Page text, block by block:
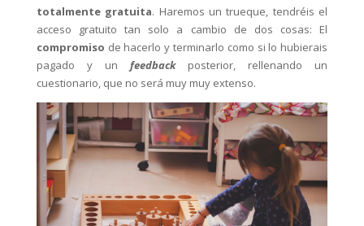
totalmente gratuita. Haremos un trueque, tendréis el
acceso gratuito tan solo a cambio de dos cosas: El
compromiso de hacerlo y terminarlo como si lo hubierais
pagado y un feedback
posterior, rellenando un
cuestionario, que no será muy muy extenso.